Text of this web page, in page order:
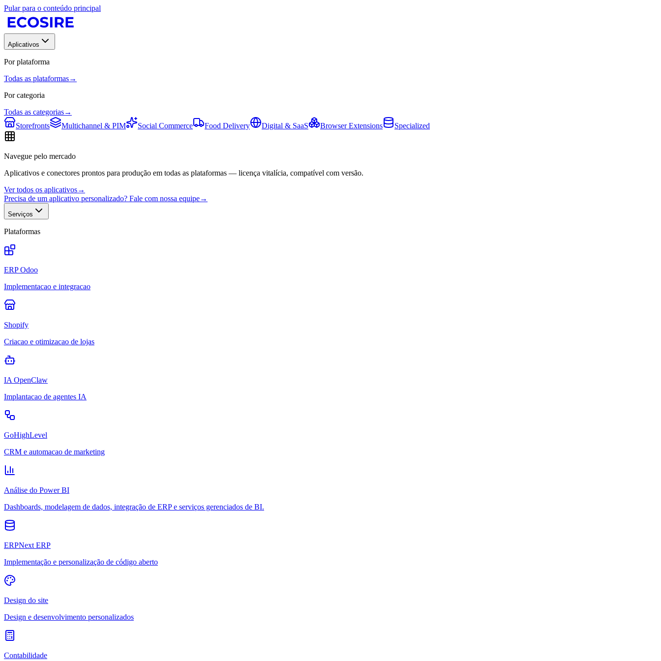
Pular para o conteúdo principal
Aplicativos
Por plataforma
Todas as plataformas→
Por categoria
Todas as categorias→
Storefronts
Multichannel & PIM Social Commerce Food Delivery Digital & SaaS Browser Extensions Specialized
Navegue pelo mercado
Aplicativos e conectores prontos para produção em todas as plataformas — licença vitalícia, compatível com versão.
Ver todos os aplicativos→
Precisa de um aplicativo personalizado? Fale com nossa equipe→
Serviços
Plataformas
ERP Odoo
Implementacao e integracao
Shopify
Criacao e otimizacao de lojas
IA OpenClaw
Implantacao de agentes IA
GoHighLevel
CRM e automacao de marketing
Análise do Power BI
Dashboards, modelagem de dados, integração de ERP e serviços gerenciados de BI.
ERPNext ERP
Implementação e personalização de código aberto
Design do site
Design e desenvolvimento personalizados
Contabilidade